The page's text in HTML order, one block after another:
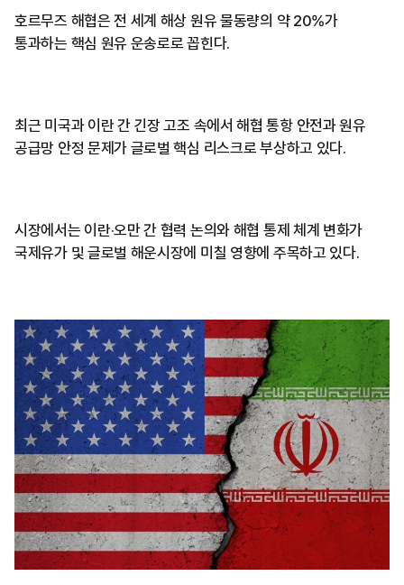
호르무즈 해협은 전 세계 해상 원유 물동량의 약 20%가
통과하는 핵심 원유 운송로로 꼽힌다.
최근 미국과 이란 간 긴장 고조 속에서 해협 통항 안전과 원유
공급망 안정 문제가 글로벌 핵심 리스크로 부상하고 있다.
시장에서는 이란·오만 간 협력 논의와 해협 통제 체계 변화가
국제유가 및 글로벌 해운시장에 미칠 영향에 주목하고 있다.